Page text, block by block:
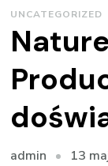
UNCATEGORIZED
admin 13